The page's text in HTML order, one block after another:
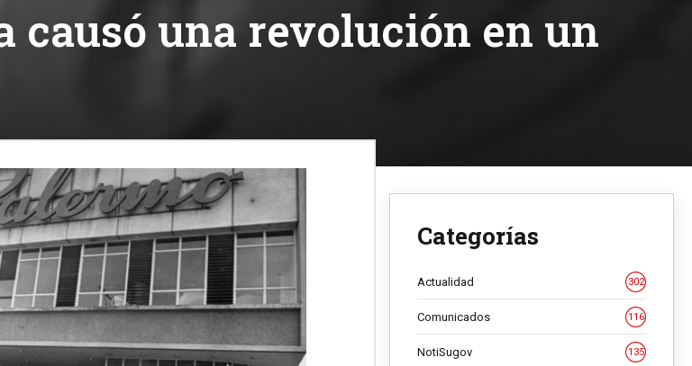
causó una revolución en un
Categorías
Actualidad 302
Comunicados 116
NotiSugov 135